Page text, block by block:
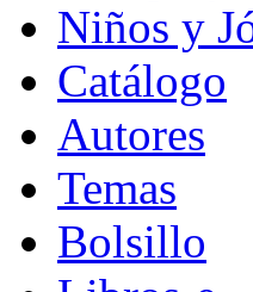
Niños y
Catálogo
Autores
Temas
Bolsillo